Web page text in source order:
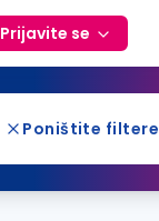
Prijavite se
Poništite filtere